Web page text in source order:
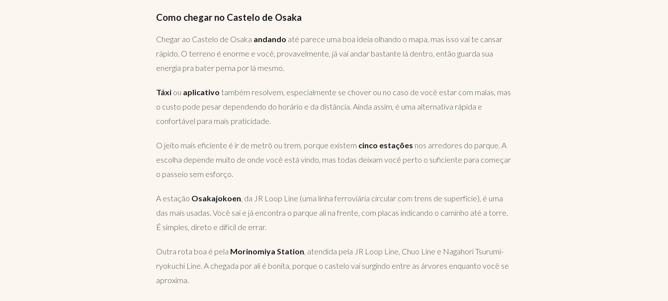
Como chegar no Castelo de Osaka
Chegar ao Castelo de Osaka andando até parece uma boa ideia olhando o mapa, mas isso vai te cansar
rápido. O terreno é enorme e você, provavelmente, já vai andar bastante lá dentro, então guarda sua
energia pra bater perna por lá mesmo.
Táxi ou aplicativo também resolvem, especialmente se chover ou no caso de você estar com malas, mas
o custo pode pesar dependendo do horário e da distância. Ainda assim, é uma alternativa rápida e
confortável para mais praticidade.
O jeito mais eficiente é ir de metrô ou trem, porque existem cinco estações nos arredores do parque. A
escolha depende muito de onde você está vindo, mas todas deixam você perto o suficiente para começar
o passeio sem esforço.
A estação Osakajokoen, da JR Loop Line (uma linha ferroviária circular com trens de superfície), é uma
das mais usadas. Você sai e já encontra o parque ali na frente, com placas indicando o caminho até a torre.
É simples, direto e difícil de errar.
Outra rota boa é pela Morinomiya Station, atendida pela JR Loop Line, Chuo Line e Nagahori Tsurumi-
ryokuchi Line. A chegada por ali é bonita, porque o castelo vai surgindo entre as árvores enquanto você se
aproxima.